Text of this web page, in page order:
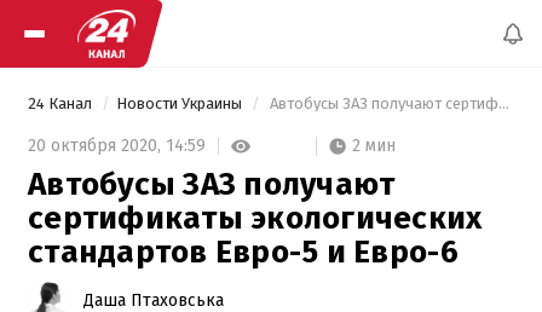
24 Канал Новости Украины Автобусы ЗАЗ получают сертификаты экологических стандартов Евро-5 и Евро-6
20 октября 2020, 14:59 2 мин
Автобусы ЗАЗ получают
сертификаты экологических
стандартов Евро-5 и Евро-6
Даша Птаховська